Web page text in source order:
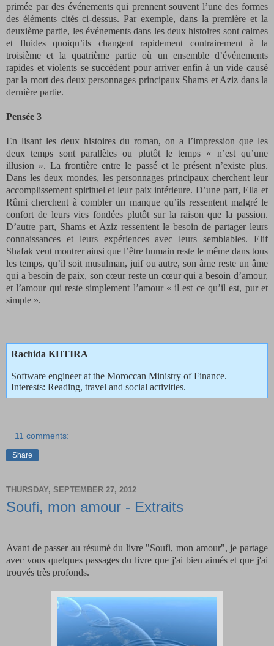
primée par des événements qui prennent souvent l’une des formes
des éléments cités ci-dessus. Par exemple, dans la première et la
deuxième partie, les événements dans les deux histoires sont calmes
et fluides quoiqu’ils changent rapidement contrairement à la
troisième et la quatrième partie où un ensemble d’événements
rapides et violents se succèdent pour arriver enfin à un vide causé
par la mort des deux personnages principaux Shams et Aziz dans la
dernière partie.
Pensée 3
En lisant les deux histoires du roman, on a l’impression que les
deux temps sont parallèles ou plutôt le temps « n’est qu’une
illusion ». La frontière entre le passé et le présent n’existe plus.
Dans les deux mondes, les personnages principaux cherchent leur
accomplissement spirituel et leur paix intérieure. D’une part, Ella et
Rûmi cherchent à combler un manque qu’ils ressentent malgré le
confort de leurs vies fondées plutôt sur la raison que la passion.
D’autre part, Shams et Aziz ressentent le besoin de partager leurs
connaissances et leurs expériences avec leurs semblables. Elif
Shafak veut montrer ainsi que l’être humain reste le même dans tous
les temps, qu’il soit musulman, juif ou autre, son âme reste un âme
qui a besoin de paix, son cœur reste un cœur qui a besoin d’amour,
et l’amour qui reste simplement l’amour « il est ce qu’il est, pur et
simple ».
Rachida KHTIRA
Software engineer at the Moroccan Ministry of Finance.
Interests: Reading, travel and social activities.
11 comments:
Share
THURSDAY, SEPTEMBER 27, 2012
Soufi, mon amour - Extraits
Avant de passer au résumé du livre "Soufi, mon amour", je partage
avec vous quelques passages du livre que j'ai bien aimés et que j'ai
trouvés très profonds.